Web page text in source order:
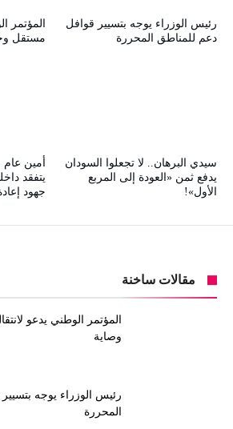
المؤتمر
مستقل
رئيس الوزراء يوجه بتسيير قوافل
دعم للمناطق المحررة
أمين
يتفقد
جهود
سيدي البرهان.. لا تجعلوا السودان
يدفع ثمن «العودة إلى المربع
الأول»!
مقالات ساخنة
المؤتمر الوطني يدعو
وصاية
رئيس الوزراء يوجه
المحررة